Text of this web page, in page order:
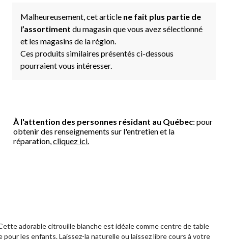
Malheureusement, cet article ne fait plus partie de
l’assortiment du magasin que vous avez sélectionné
et les magasins de la région.
Ces produits similaires présentés ci-dessous
pourraient vous intéresser.
À l'attention des personnes résidant au Québec: pour
obtenir des renseignements sur l'entretien et la
réparation,cliquez ici.
adorable citrouille blanche est idéale comme centre de table
les enfants. Laissez-la naturelle ou laissez libre cours à votre